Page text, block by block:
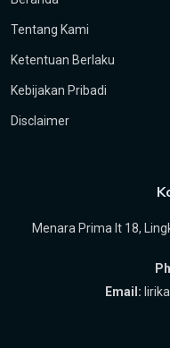
Tentang Kami
Ketentuan Berlaku
Kebijakan Pribadi
Disclaimer
Menara Prima lt 18,
Email: